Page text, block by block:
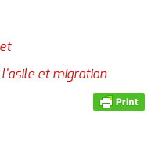
et migration